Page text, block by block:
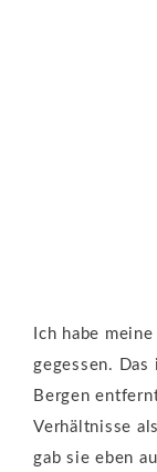
Ich habe
gegessen.
Bergen
Verhältnisse
gab sie eben